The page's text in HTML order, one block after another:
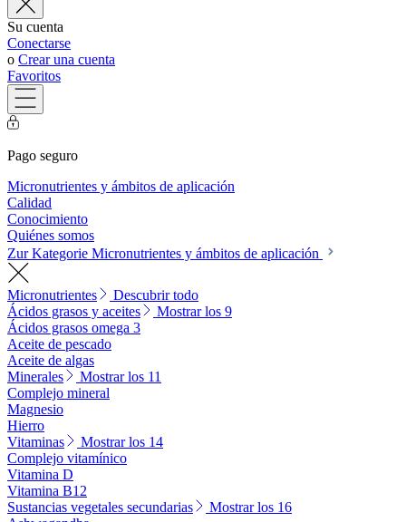
Su cuenta
Conectarse
o Crear una cuenta
Favoritos
Pago seguro
Micronutrientes y ámbitos de aplicación
Calidad
Conocimiento
Quiénes somos
Zur Kategorie Micronutrientes y ámbitos de aplicación
Micronutrientes
Descubrir todo
Ácidos grasos y aceites
Mostrar los 9
Ácidos grasos omega 3
Aceite de pescado
Aceite de algas
Minerales
Mostrar los 11
Complejo mineral
Magnesio
Hierro
Vitaminas
Mostrar los 14
Complejo vitamínico
Vitamina D
Vitamina B12
Sustancias vegetales secundarias
Mostrar los 16